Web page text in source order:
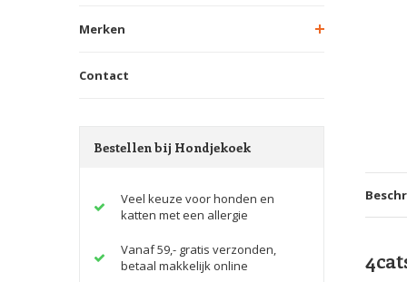
Merken
Contact
Bestellen bij Hondjekoek
Veel keuze voor honden en
katten met een allergie
Vanaf 59,- gratis verzonden,
betaal makkelijk online